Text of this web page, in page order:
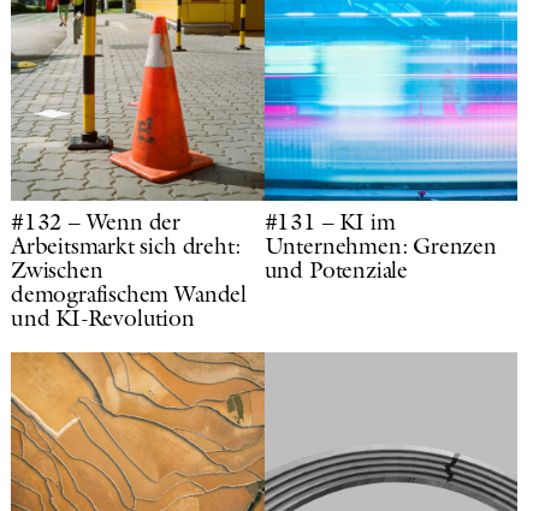
#132 – Wenn der
Arbeitsmarkt sich dreht:
Zwischen
demografischem Wandel
und KI-Revolution
#131 – KI im
Unternehmen: Grenzen
und Potenziale